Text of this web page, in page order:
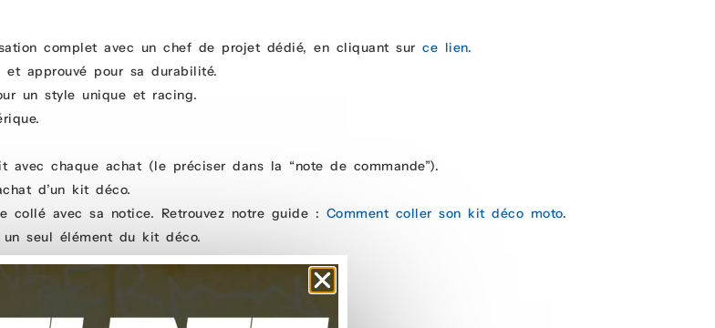
complet avec un chef de projet dédié, en cliquant surce lien.
approuvé pour sa durabilité.
un style unique et racing.
chaque achat (le préciser dans la “note de commande”).
d’un kit déco.
avec sa notice. Retrouvez notre guide : Comment coller son kit déco moto.
un seul élément du kit déco.
application sans bulles (pas besoin de pose à l’eau).